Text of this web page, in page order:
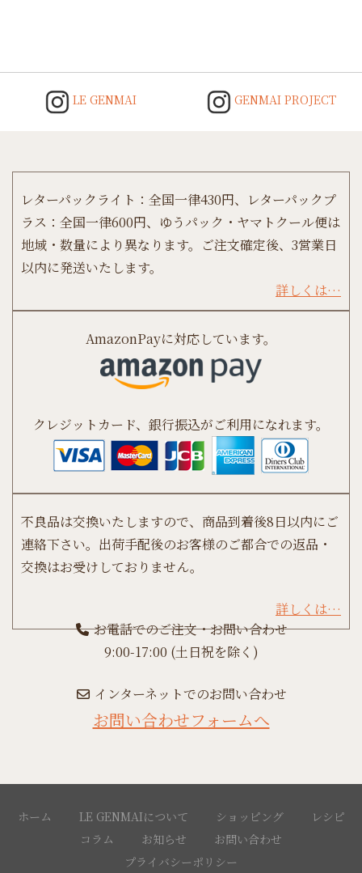
LE GENMAI GENMAI PROJECT
レターパックライト：全国一律430円、レターパックプ
ラス：全国一律600円、ゆうパック・ヤマトクール便は
地域・数量により異なります。ご注文確定後、3営業日
以内に発送いたします。
詳しくは…
AmazonPayに対応しています。
クレジットカード、銀行振込がご利用になれます。
不良品は交換いたしますので、商品到着後8日以内にご
連絡下さい。出荷手配後のお客様のご都合での返品・
交換はお受けしておりません。
詳しくは…
お電話でのご注文・お問い合わせ
9:00-17:00 (土日祝を除く)
インターネットでのお問い合わせ
お問い合わせフォームへ
ホーム LE GENMAIについて ショッピング
レシピ
コラム
お知らせ
お問い合わせ
プライバシーポリシー